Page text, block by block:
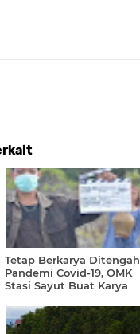
Tetap Berkarya Ditengah
Pandemi Covid-19, OMK
Stasi Sayut Buat Karya